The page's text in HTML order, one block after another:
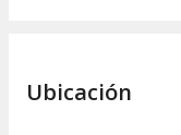
Ubicación